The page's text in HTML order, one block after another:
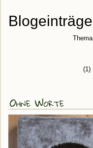
(1)
Ohne Worte